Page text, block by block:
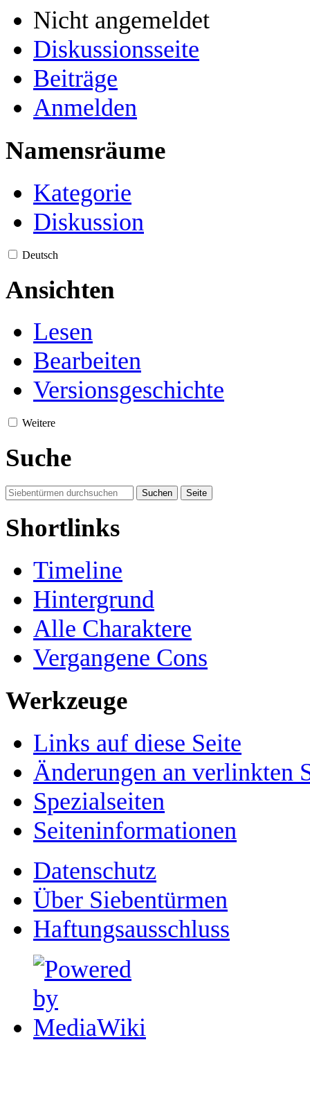
Nicht angemeldet
Diskussionsseite
Beiträge
Anmelden
Namensräume
Kategorie
Diskussion
Deutsch
Ansichten
Lesen
Bearbeiten
Versionsgeschichte
Weitere
Suche
Shortlinks
Timeline
Hintergrund
Alle Charaktere
Vergangene Cons
Werkzeuge
Links auf diese Seite
Änderungen an verlinkten
Spezialseiten
Seiten­­informationen
Datenschutz
Über Siebentürmen
Haftungsausschluss